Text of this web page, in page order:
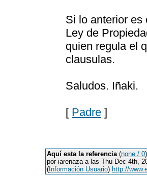
Si lo anterior es
Ley de
quien regula el
clausulas.
Saludos. Iñaki.
[ Padre ]
Aquí esta la referencia(none / 0
por iarenaza a las Thu Dec 4th,
( Información Usuario) http://